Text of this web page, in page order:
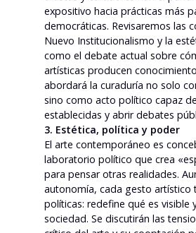
expositivo hacia prácticas más
democráticas. Revisaremos las
Nuevo Institucionalismo y la
como el debate actual sobre
artísticas producen
abordará la curaduría no solo
sino como acto político capaz
establecidas y abrir debates
3. Estética, política y poder
El arte contemporáneo es
laboratorio político que crea
para pensar otras realidades.
autonomía, cada gesto artístico
políticas: redefine qué es visible
sociedad. Se discutirán las